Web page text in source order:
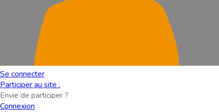
Se connecter
Participer au site :
Envie de participer ?
Connexion